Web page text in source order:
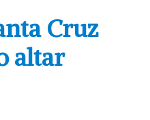
Cruz
altar